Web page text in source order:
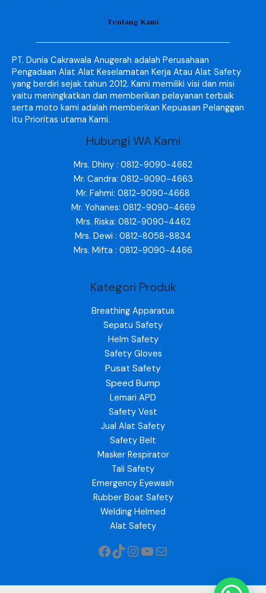
Tentang Kami
PT. Dunia Cakrawala Anugerah adalah Perusahaan
Pengadaan Alat Alat Keselamatan Kerja Atau Alat Safety
yang berdiri sejak tahun 2012. Kami memiliki visi dan misi
yaitu meningkatkan dan memberikan pelayanan terbaik
serta moto kami adalah memberikan Kepuasan Pelanggan
itu Prioritas utama Kami.
Hubungi WA Kami
Mrs. Dhiny : 0812-9090-4662
Mr. Candra: 0812-9090-4663
Mr. Fahmi: 0812-9090-4668
Mr. Yohanes: 0812-9090-4669
Mrs. Riska: 0812-9090-4462
Mrs. Dewi : 0812-8058-8834
Mrs. Mifta : 0812-9090-4466
Kategori Produk
Breathing Apparatus
Sepatu Safety
Helm Safety
Safety Gloves
Pusat Safety
Speed Bump
Lemari APD
Safety Vest
Jual Alat Safety
Safety Belt
Masker Respirator
Tali Safety
Emergency Eyewash
Rubber Boat Safety
Welding Helmed
Alat Safety